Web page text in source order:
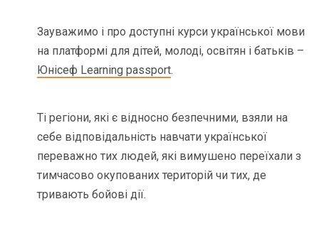
Зауважимо і про доступні курси української мови
на платформі для дітей, молоді, освітян і батьків –
Юнісеф Learning passport.
Ті регіони, які є відносно безпечними, взяли на
себе відповідальність навчати української
переважно тих людей, які вимушено переїхали з
тимчасово окупованих територій чи тих, де
тривають бойові дії.